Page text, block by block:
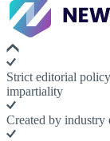
Strict editorial
impartiality
Created by industry